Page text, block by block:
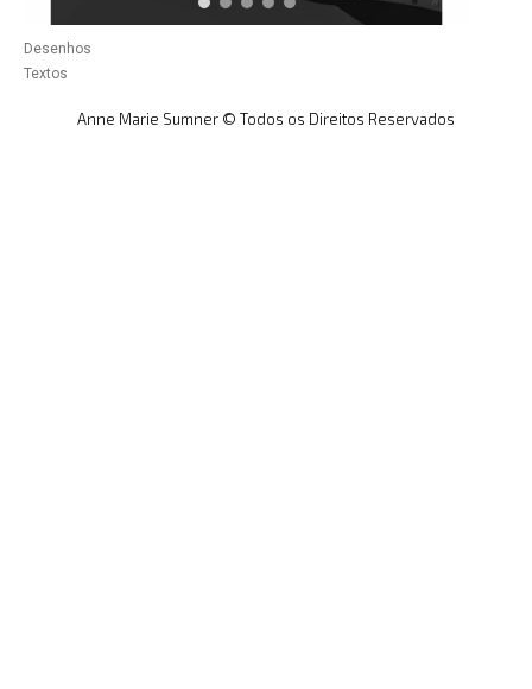
Desenhos
Textos
Anne Marie Sumner © Todos os Direitos Reservados